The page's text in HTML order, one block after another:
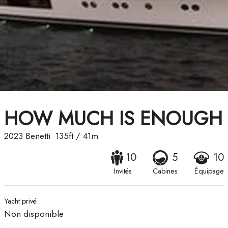
HOW MUCH IS ENOUGH
2023 Benetti 135ft/ 41m
10
Invités
5
Cabines
10
Équipage
Yacht privé
Non disponible